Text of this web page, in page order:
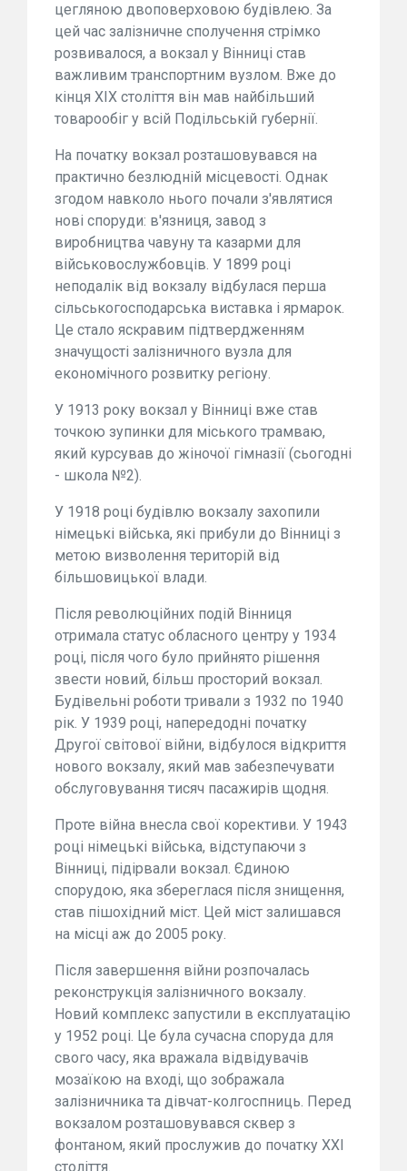
цегляною двоповерховою будівлею. За
цей час залізничне сполучення стрімко
розвивалося, а вокзал у Вінниці став
важливим транспортним вузлом. Вже до
кінця ХІХ століття він мав найбільший
товарообіг у всій Подільській губернії.
На початку вокзал розташовувався на
практично безлюдній місцевості. Однак
згодом навколо нього почали з'являтися
нові споруди: в'язниця, завод з
виробництва чавуну та казарми для
військовослужбовців. У 1899 році
неподалік від вокзалу відбулася перша
сільськогосподарська виставка і ярмарок.
Це стало яскравим підтвердженням
значущості залізничного вузла для
економічного розвитку регіону.
У 1913 року вокзал у Вінниці вже став
точкою зупинки для міського трамваю,
який курсував до жіночої гімназії (сьогодні
- школа №2).
У 1918 році будівлю вокзалу захопили
німецькі війська, які прибули до Вінниці з
метою визволення територій від
більшовицької влади.
Після революційних подій Вінниця
отримала статус обласного центру у 1934
році, після чого було прийнято рішення
звести новий, більш просторий вокзал.
Будівельні роботи тривали з 1932 по 1940
рік. У 1939 році, напередодні початку
Другої світової війни, відбулося відкриття
нового вокзалу, який мав забезпечувати
обслуговування тисяч пасажирів щодня.
Проте війна внесла свої корективи. У 1943
році німецькі війська, відступаючи з
Вінниці, підірвали вокзал. Єдиною
спорудою, яка збереглася після знищення,
став пішохідний міст. Цей міст залишався
на місці аж до 2005 року.
Після завершення війни розпочалась
реконструкція залізничного вокзалу.
Новий комплекс запустили в експлуатацію
у 1952 році. Це була сучасна споруда для
свого часу, яка вражала відвідувачів
мозаїкою на вході, що зображала
залізничника та дівчат-колгоспниць. Перед
вокзалом розташовувався сквер з
фонтаном, який прослужив до початку XXI
століття.